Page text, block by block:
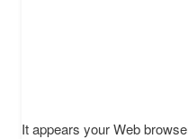
It appears your Web